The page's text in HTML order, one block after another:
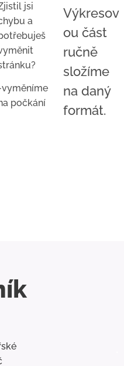
jsi
a
počkání
Výkresov
ou část
ručně
složíme
na daný
formát.